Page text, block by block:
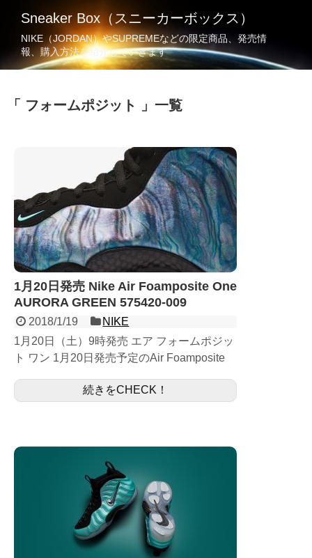
Sneaker Box（スニーカーボックス）
NIKE（JORDAN）やSUPREMEなどの限定商品、発売情
報、購入方法を紹介していきます
フォームポジット 一覧
1月20日発売 Nike Air Foamposite One
AURORA GREEN 575420-009
2018/1/19
NIKE
1月20日（土）9時発売 エア フォームポジッ
ト ワン 1月20日発売予定のAir Foamposite
す。 人気の高いフ...続きをCHECK！